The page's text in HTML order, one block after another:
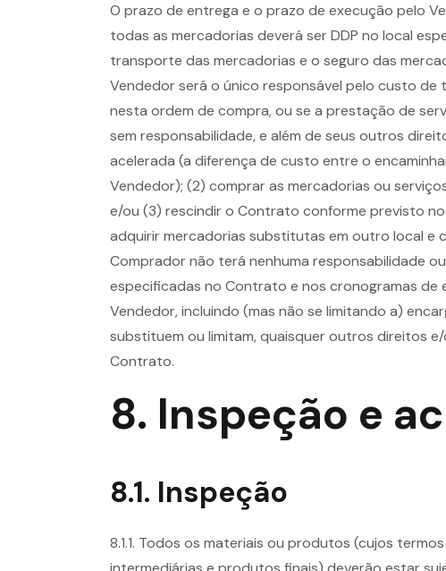
O prazo de entrega e o prazo de execução pelo
todas as mercadorias deverá ser DDP no local
transporte das mercadorias e o seguro das
Vendedor será o único responsável pelo custo
nesta ordem de compra, ou se a prestação de
sem responsabilidade, e além de seus outros
acelerada (a diferença de custo entre o
Vendedor); (2) comprar as mercadorias ou
e/ou (3) rescindir o Contrato conforme previsto
adquirir mercadorias substitutas em outro local e
Comprador não terá nenhuma responsabilidade
especificadas no Contrato e nos cronogramas de
Vendedor, incluindo (mas não se limitando a)
substituem ou limitam, quaisquer outros direitos
Contrato.
8. Inspeção e
8.1. Inspeção
8.1.1. Todos os materiais ou produtos (cujos